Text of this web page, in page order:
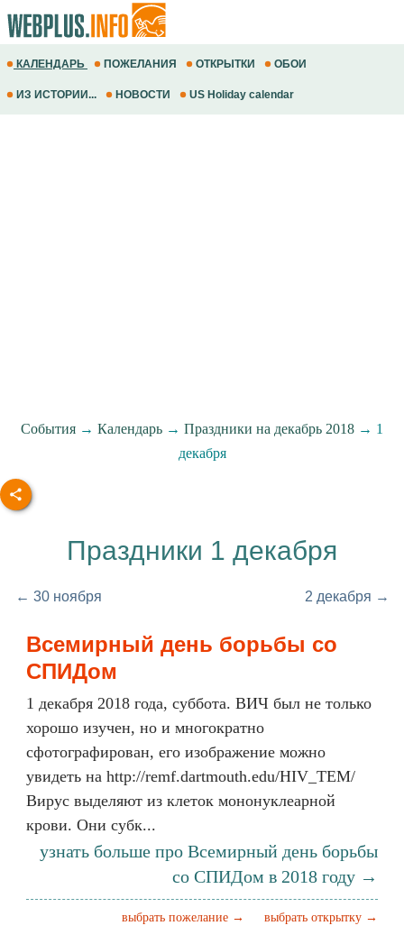
КАЛЕНДАРЬ ПОЖЕЛАНИЯ ОТКРЫТКИ ОБОИ
ИЗ ИСТОРИИ... НОВОСТИ US Holiday calendar
События → Календарь → Праздники на декабрь 2018 → 1
декабря
Праздники 1 декабря
← 30 ноября 2 декабря →
Всемирный день борьбы со
СПИДом
1 декабря 2018 года, суббота. ВИЧ был не только
хорошо изучен, но и многократно
сфотографирован, его изображение можно
увидеть на http://remf.dartmouth.edu/HIV_TEM/
Вирус выделяют из клеток мононуклеарной
крови. Они субк...
узнать больше про Всемирный день борьбы
со СПИДом в 2018 году →
выбрать открытку →
выбрать пожелание →